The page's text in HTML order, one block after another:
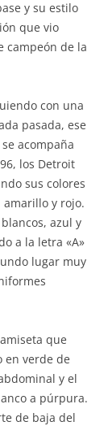
y su estilo
que vio
campeón de la
con una
pasada, ese
acompaña
los Detroit
sus colores
amarillo y rojo.
azul y
a la letra «A»
lugar muy
que
en verde de
y el
a púrpura.
de baja del